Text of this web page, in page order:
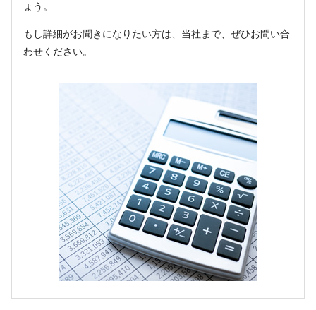
ょう。
もし詳細がお聞きになりたい方は、当社まで、ぜひお問い合
わせください。